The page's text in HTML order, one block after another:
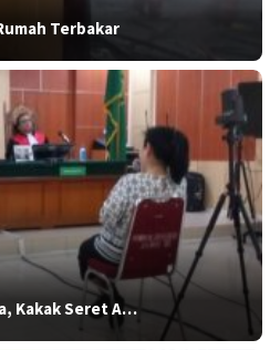
Terbakar
Kakak Seret A…